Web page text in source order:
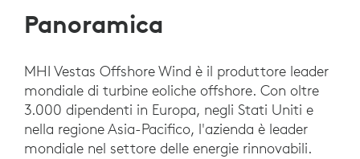
Panoramica
MHI Vestas Offshore Wind è il produttore leader
mondiale di turbine eoliche offshore. Con oltre
3.000 dipendenti in Europa, negli Stati Uniti e
nella regione Asia-Pacifico, l'azienda è leader
mondiale nel settore delle energie rinnovabili.